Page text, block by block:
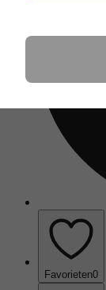
Favorieten0